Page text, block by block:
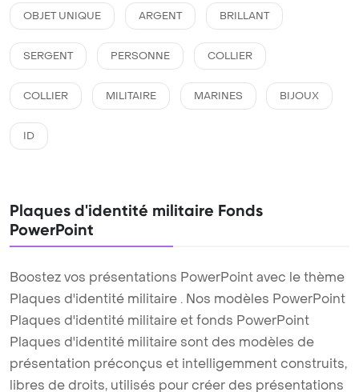
OBJET UNIQUE ARGENT BRILLANT
SERGENT PERSONNE COLLIER
COLLIER MILITAIRE MARINES BIJOUX
ID
Plaques d'identité militaire Fonds
PowerPoint
Boostez vos présentations PowerPoint avec le thème
Plaques d'identité militaire . Nos modèles PowerPoint
Plaques d'identité militaire et fonds PowerPoint
Plaques d'identité militaire sont des modèles de
présentation préconçus et intelligemment construits,
libres de droits, utilisés pour créer des présentations